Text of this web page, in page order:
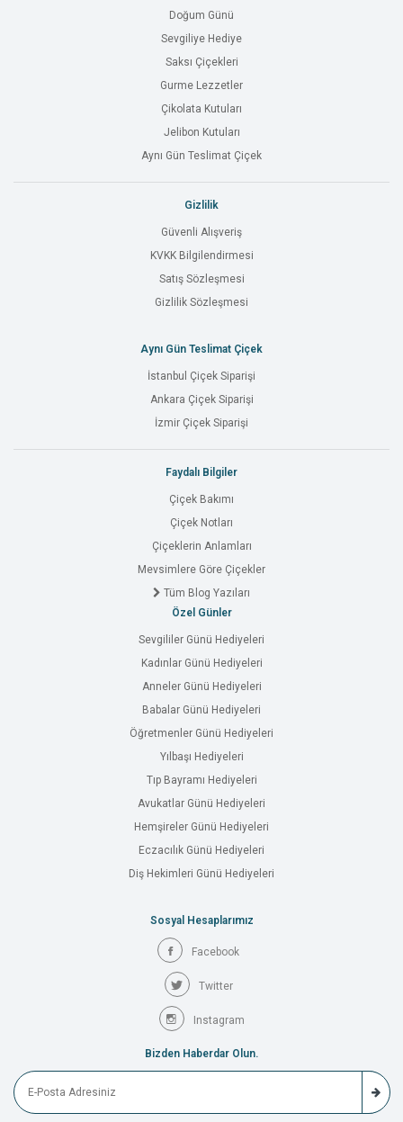
Doğum Günü
Sevgiliye Hediye
Saksı Çiçekleri
Gurme Lezzetler
Çikolata Kutuları
Jelibon Kutuları
Aynı Gün Teslimat Çiçek
Gizlilik
Güvenli Alışveriş
KVKK Bilgilendirmesi
Satış Sözleşmesi
Gizlilik Sözleşmesi
Aynı Gün Teslimat Çiçek
İstanbul Çiçek Siparişi
Ankara Çiçek Siparişi
İzmir Çiçek Siparişi
Faydalı Bilgiler
Çiçek Bakımı
Çiçek Notları
Çiçeklerin Anlamları
Mevsimlere Göre Çiçekler
Tüm Blog Yazıları
Özel Günler
Sevgililer Günü Hediyeleri
Kadınlar Günü Hediyeleri
Anneler Günü Hediyeleri
Babalar Günü Hediyeleri
Öğretmenler Günü Hediyeleri
Yılbaşı Hediyeleri
Tıp Bayramı Hediyeleri
Avukatlar Günü Hediyeleri
Hemşireler Günü Hediyeleri
Eczacılık Günü Hediyeleri
Diş Hekimleri Günü Hediyeleri
Sosyal Hesaplarımız
Facebook
Twitter
Instagram
Bizden Haberdar Olun.